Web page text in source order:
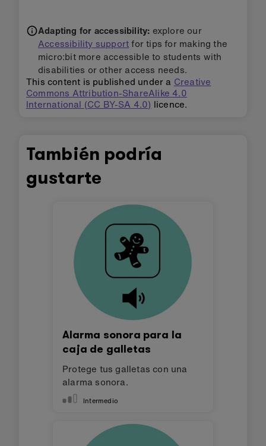
Adapting for accessibility: explore our
Accessibility supportfor tips for making the
micro:bit more accessible to students with
disabilities or other access needs.
This content is published under a Creative
Commons Attribution-ShareAlike 4.0
International (CC BY-SA 4.0) licence.
También podría
gustarte
Alarma sonora para la
caja de galletas
Protege tus galletas con una
alarma sonora.
Intermedio